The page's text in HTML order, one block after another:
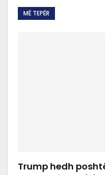
MË TEPËR
Trump hedh